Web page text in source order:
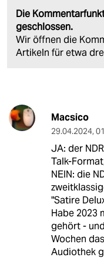
Die
geschlossen.
Wir öffnen die
Artikeln für etwa
Macsico
29.04.2024,
JA: der
Talk-
NEIN: die
"Satire
Habe 2023
gehört -
Wochen
Audiothek